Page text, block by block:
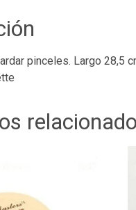
pinceles. Largo 28,5